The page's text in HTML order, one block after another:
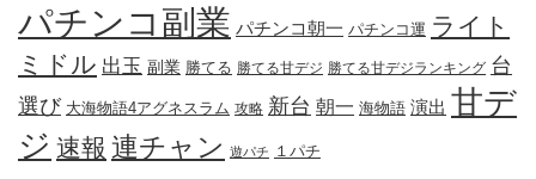
パチンコ副業 パチンコ朝一 パチンコ運 ライト
ミドル 出玉 副業 勝てる 勝てる甘デジ 勝てる甘デジランキング 台
選び 大海物語4アグネスラム 攻略 新台 朝一 海物語 演出 甘デ
ジ 速報 連チャン 遊パチ １パチ